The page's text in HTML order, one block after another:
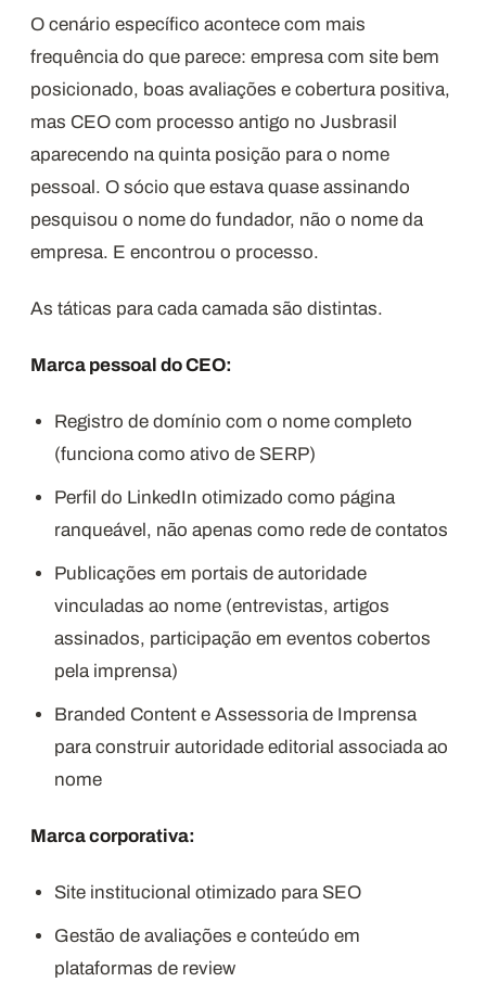
O cenário específico acontece com mais
frequência do que parece: empresa com site bem
posicionado, boas avaliações e cobertura positiva,
mas CEO com processo antigo no Jusbrasil
aparecendo na quinta posição para o nome
pessoal. O sócio que estava quase assinando
pesquisou o nome do fundador, não o nome da
empresa. E encontrou o processo.
As táticas para cada camada são distintas.
Marca pessoal do CEO:
Registro de domínio com o nome completo
(funciona como ativo de SERP)
Perfil do LinkedIn otimizado como página
ranqueável, não apenas como rede de contatos
Publicações em portais de autoridade
vinculadas ao nome (entrevistas, artigos
assinados, participação em eventos cobertos
pela imprensa)
Branded Content e Assessoria de Imprensa
para construir autoridade editorial associada ao
nome
Marca corporativa:
Site institucional otimizado para SEO
Gestão de avaliações e conteúdo em
plataformas de review